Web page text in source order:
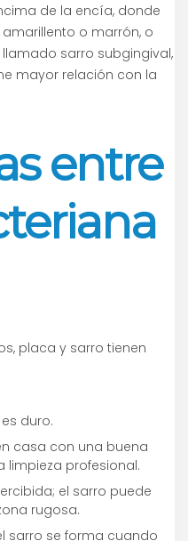
de la encía, donde
o marrón, o
sarro subgingival,
mayor relación con la
entre
placa y sarro tienen
duro.
casa con una buena
limpieza profesional.
el sarro puede
rugosa.
sarro se forma cuando